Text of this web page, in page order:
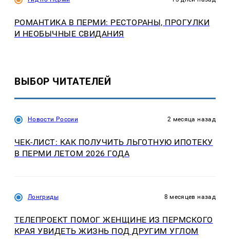
РОМАНТИКА В ПЕРМИ: РЕСТОРАНЫ, ПРОГУЛКИ
И НЕОБЫЧНЫЕ СВИДАНИЯ
ВЫБОР ЧИТАТЕЛЕЙ
Новости России 2 месяца назад
ЧЕК-ЛИСТ: КАК ПОЛУЧИТЬ ЛЬГОТНУЮ ИПОТЕКУ
В ПЕРМИ ЛЕТОМ 2026 ГОДА
Лонгриды 8 месяцев назад
ТЕЛЕПРОЕКТ ПОМОГ ЖЕНЩИНЕ ИЗ ПЕРМСКОГО
КРАЯ УВИДЕТЬ ЖИЗНЬ ПОД ДРУГИМ УГЛОМ